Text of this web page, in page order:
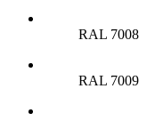
RAL 7008
RAL 7009